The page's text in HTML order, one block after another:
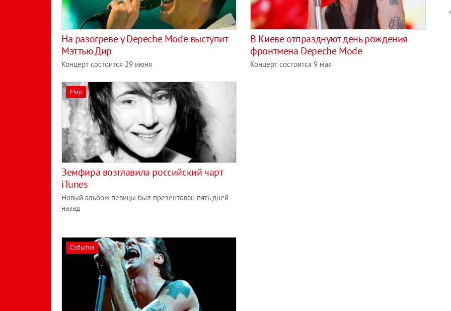
На разогреве у Depeche Mode выступит
Мэттью Дир
Концерт состоится 29 июня
В Киеве отпразднуют день рождения
фронтмена Depeche Mode
Концерт состоится 9 мая
Мир
Земфира возглавила российский чарт
iTunes
Новый альбом певицы был презентован пять дней
назад
События